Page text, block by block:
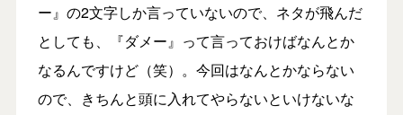
ー』の2文字しか言っていないので、ネタが飛んだ
としても、『ダメー』って言っておけばなんとか
なるんですけど（笑）。今回はなんとかならない
ので、きちんと頭に入れてやらないといけないな